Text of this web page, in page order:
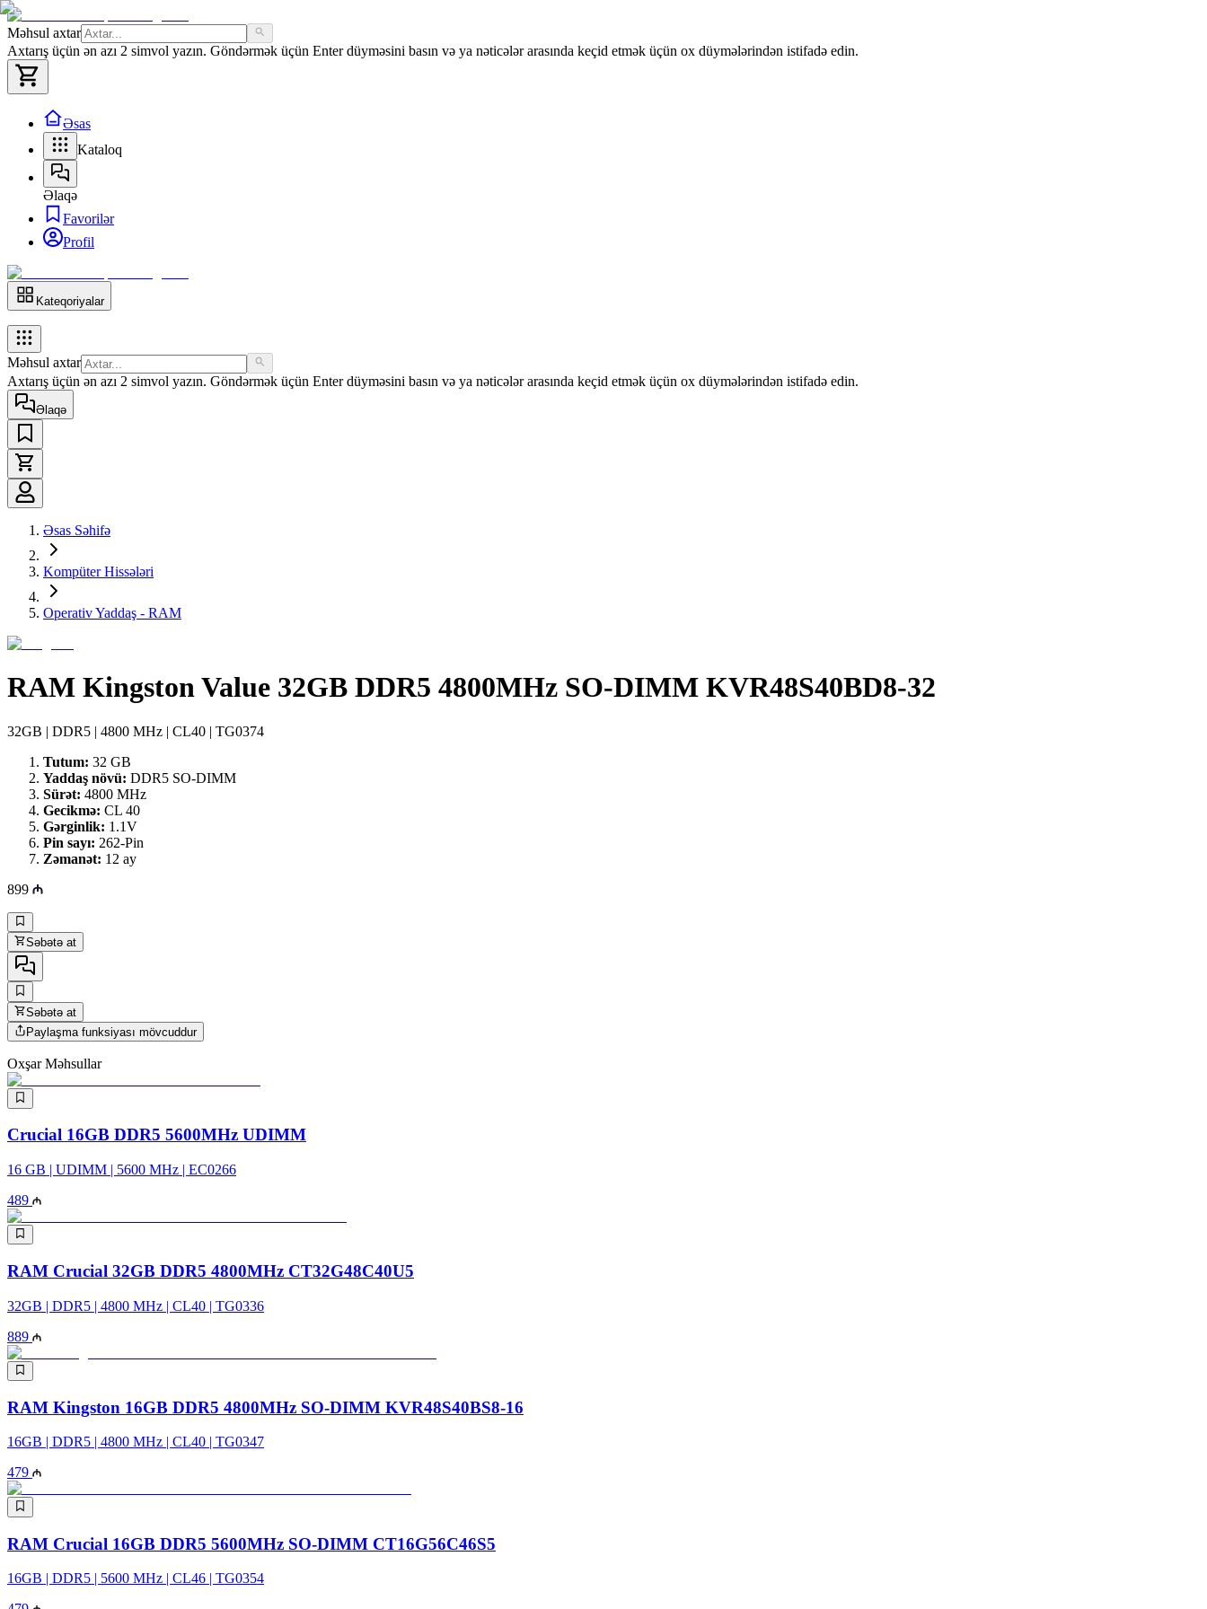
Məhsul axtar
Axtarış üçün ən azı 2 simvol yazın. Göndərmək üçün Enter düyməsini basın və ya nəticələr arasında keçid etmək üçün ox düymələrindən istifadə edin.
Əsas
Kataloq
Əlaqə
Favorilər
Profil
Kateqoriyalar
Məhsul axtar
Axtarış üçün ən azı 2 simvol yazın. Göndərmək üçün Enter düyməsini basın və ya nəticələr arasında keçid etmək üçün ox düymələrindən istifadə edin.
Əlaqə
Əsas Səhifə
Kompüter Hissələri
Operativ Yaddaş - RAM
RAM Kingston Value 32GB DDR5 4800MHz SO-DIMM KVR48S40BD8-32
32GB | DDR5 | 4800 MHz | CL40 | TG0374
Tutum: 32 GB
Yaddaş növü: DDR5 SO-DIMM
Sürət: 4800 MHz
Gecikmə: CL 40
Gərginlik: 1.1V
Pin sayı: 262-Pin
Zəmanət: 12 ay
899
Səbətə at
Səbətə at
Paylaşma funksiyası mövcuddur
Oxşar Məhsullar
Crucial 16GB DDR5 5600MHz UDIMM
16 GB | UDIMM | 5600 MHz | EC0266
489
RAM Crucial 32GB DDR5 4800MHz CT32G48C40U5
32GB | DDR5 | 4800 MHz | CL40 | TG0336
889
RAM Kingston 16GB DDR5 4800MHz SO-DIMM KVR48S40BS8-16
16GB | DDR5 | 4800 MHz | CL40 | TG0347
479
RAM Crucial 16GB DDR5 5600MHz SO-DIMM CT16G56C46S5
16GB | DDR5 | 5600 MHz | CL46 | TG0354